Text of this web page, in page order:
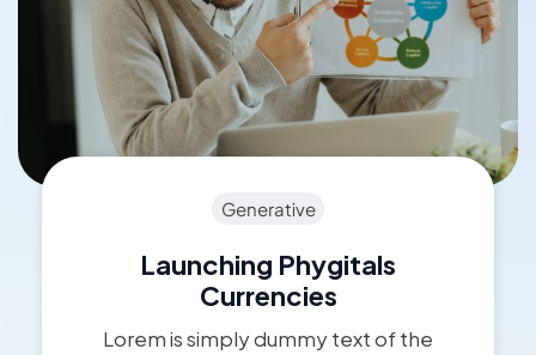
Generative
Launching Phygitals
Currencies
Lorem is simply dummy text of the